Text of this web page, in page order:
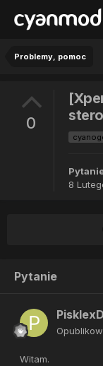
Problemy, pomoc
0
8
Pytanie
PisklexD
Witam.